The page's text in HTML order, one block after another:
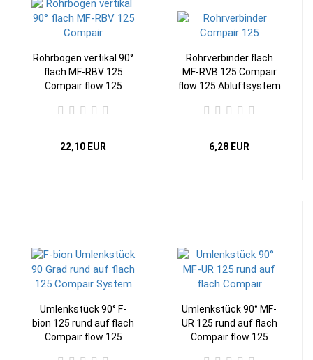
Rohrbogen vertikal 90°
flach MF-RBV 125
Compair flow 125
22,10 EUR
Rohrverbinder flach
MF-RVB 125 Compair
flow 125 Abluftsystem
6,28 EUR
Umlenkstück 90° F-
bion 125 rund auf flach
Compair flow 125
Umlenkstück 90° MF-
UR 125 rund auf flach
Compair flow 125